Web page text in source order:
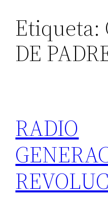
Etiqueta:
DE
RADIO